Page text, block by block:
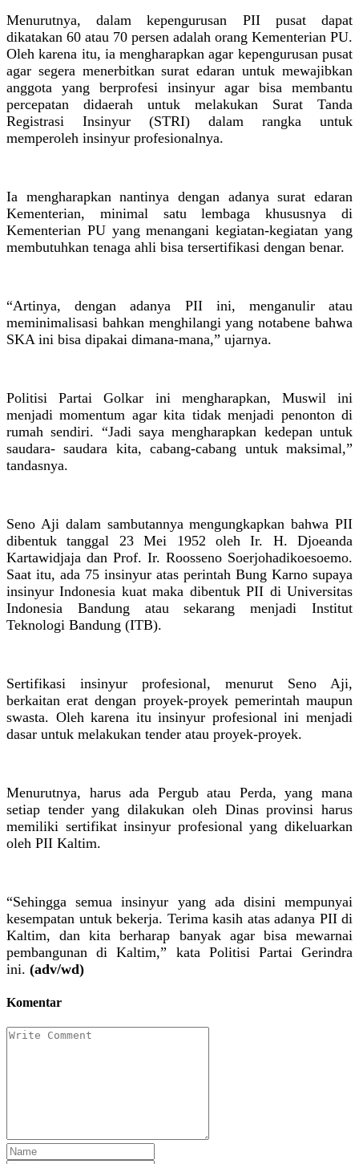
Menurutnya, dalam kepengurusan PII pusat dapat
dikatakan 60 atau 70 persen adalah orang Kementerian PU.
Oleh karena itu, ia mengharapkan agar kepengurusan pusat
agar segera menerbitkan surat edaran untuk mewajibkan
anggota yang berprofesi insinyur agar bisa membantu
percepatan didaerah untuk melakukan Surat Tanda
Registrasi Insinyur (STRI) dalam rangka untuk
memperoleh insinyur profesionalnya.
Ia mengharapkan nantinya dengan adanya surat edaran
Kementerian, minimal satu lembaga khususnya di
Kementerian PU yang menangani kegiatan-kegiatan yang
membutuhkan tenaga ahli bisa tersertifikasi dengan benar.
“Artinya, dengan adanya PII ini, menganulir atau
meminimalisasi bahkan menghilangi yang notabene bahwa
SKA ini bisa dipakai dimana-mana,” ujarnya.
Politisi Partai Golkar ini mengharapkan, Muswil ini
menjadi momentum agar kita tidak menjadi penonton di
rumah sendiri. “Jadi saya mengharapkan kedepan untuk
saudara- saudara kita, cabang-cabang untuk maksimal,”
tandasnya.
Seno Aji dalam sambutannya mengungkapkan bahwa PII
dibentuk tanggal 23 Mei 1952 oleh Ir. H. Djoeanda
Kartawidjaja dan Prof. Ir. Roosseno Soerjohadikoesoemo.
Saat itu, ada 75 insinyur atas perintah Bung Karno supaya
insinyur Indonesia kuat maka dibentuk PII di Universitas
Indonesia Bandung atau sekarang menjadi Institut
Teknologi Bandung (ITB).
Sertifikasi insinyur profesional, menurut Seno Aji,
berkaitan erat dengan proyek-proyek pemerintah maupun
swasta. Oleh karena itu insinyur profesional ini menjadi
dasar untuk melakukan tender atau proyek-proyek.
Menurutnya, harus ada Pergub atau Perda, yang mana
setiap tender yang dilakukan oleh Dinas provinsi harus
memiliki sertifikat insinyur profesional yang dikeluarkan
oleh PII Kaltim.
“Sehingga semua insinyur yang ada disini mempunyai
kesempatan untuk bekerja. Terima kasih atas adanya PII di
Kaltim, dan kita berharap banyak agar bisa mewarnai
pembangunan di Kaltim,” kata Politisi Partai Gerindra
ini. (adv/wd)
Komentar